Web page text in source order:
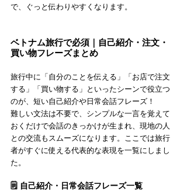
で、ぐっと伝わりやすくなります。
ベトナム旅行で必須｜自己紹介・注文・
買い物フレーズまとめ
旅行中に「自分のことを伝える」「お店で注文
する」「買い物する」といったシーンで役立つ
のが、短い自己紹介や日常会話フレーズ！
難しい文法は不要で、シンプルな一言を覚えて
おくだけで会話のきっかけが生まれ、現地の人
との交流もスムーズになります。ここでは旅行
者がすぐに使える代表的な表現を一覧にしまし
た。
🗒️ 自己紹介・日常会話フレーズ一覧